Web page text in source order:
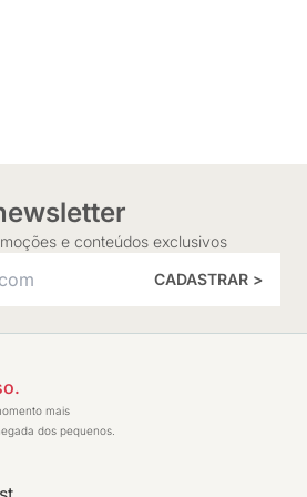
e conteúdos exclusivos
CADASTRAR >
mais
dos pequenos.